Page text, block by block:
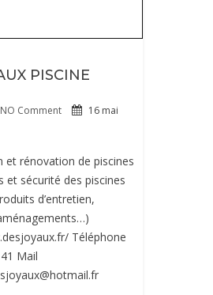
PISCINE
NO Comment
16 mai
et rénovation de piscines
et sécurité des piscines
d’entretien,
Téléphone
Mail